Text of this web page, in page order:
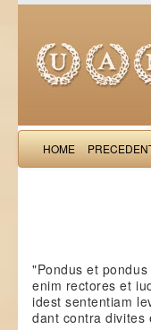
HOME
"Pondus et
enim rectores et
idest sententiam
dant contra divites